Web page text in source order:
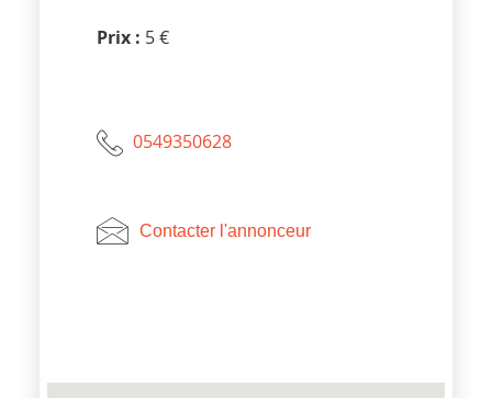
Prix : 5 €
0549350628
Contacter l'annonceur